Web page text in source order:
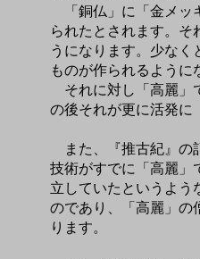
「銅仏」に「金メッ
られたとされます。そ
うになります。少な
ものが作られるように
それに対し「高麗」
の後それが更に活発に
また、『推古紀』の
技術がすでに「高麗」
立していたというよう
のであり、「高麗」の
ります。